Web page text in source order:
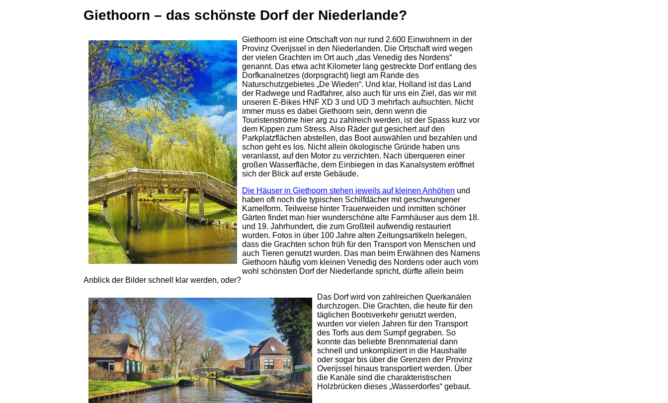
Giethoorn – das schönste Dorf der Niederlande?
Giethoorn ist eine Ortschaft von nur rund 2.600 Einwohnern in der
Provinz Overijssel in den Niederlanden. Die Ortschaft wird wegen
der vielen Grachten im Ort auch „das Venedig des Nordens“
genannt. Das etwa acht Kilometer lang gestreckte Dorf entlang des
Dorfkanalnetzes (dorpsgracht) liegt am Rande des
Naturschutzgebietes „De Wieden“. Und klar, Holland ist das Land
der Radwege und Radfahrer, also auch für uns ein Ziel, das wir mit
unseren E-Bikes HNF XD 3 und UD 3 mehrfach aufsuchten. Nicht
immer muss es dabei Giethoorn sein, denn wenn die
Touristenströme hier arg zu zahlreich werden, ist der Spass kurz vor
dem Kippen zum Stress. Also Räder gut gesichert auf den
Parkplatzflächen abstellen, das Boot auswählen und bezahlen und
schon geht es los. Nicht allein ökologische Gründe haben uns
veranlasst, auf den Motor zu verzichten. Nach überqueren einer
großen Wasserfläche, dem Einbiegen in das Kanalsystem eröffnet
sich der Blick auf erste Gebäude.
Die Häuser in Giethoorn stehen jeweils auf kleinen Anhöhen und
haben oft noch die typischen Schilfdächer mit geschwungener
Kamelform. Teilweise hinter Trauerweiden und inmitten schöner
Gärten findet man hier wunderschöne alte Farmhäuser aus dem 18.
und 19. Jahrhundert, die zum Großteil aufwendig restauriert
wurden. Fotos in über 100 Jahre alten Zeitungsartikeln belegen,
dass die Grachten schon früh für den Transport von Menschen und
auch Tieren genutzt wurden. Das man beim Erwähnen des Namens
Giethoorn häufig vom kleinen Venedig des Nordens oder auch vom
wohl schönsten Dorf der Niederlande spricht, dürfte allein beim
Anblick der Bilder schnell klar werden, oder?
Das Dorf wird von zahlreichen Querkanälen
durchzogen. Die Grachten, die heute für den
täglichen Bootsverkehr genutzt werden,
wurden vor vielen Jahren für den Transport
des Torfs aus dem Sumpf gegraben. So
konnte das beliebte Brennmaterial dann
schnell und unkompliziert in die Haushalte
oder sogar bis über die Grenzen der Provinz
Overijssel hinaus transportiert werden. Über
die Kanäle sind die charakteristischen
Holzbrücken dieses „Wasserdorfes“ gebaut.